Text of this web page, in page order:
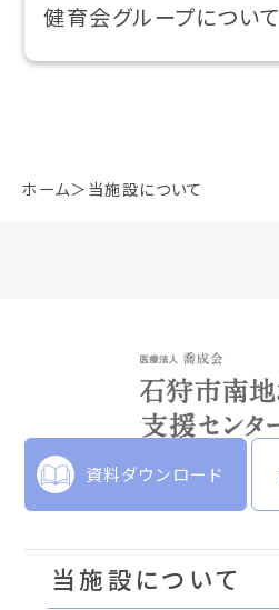
ホーム 当施設について
健育会グループについて
資料ダウンロード
当施設について